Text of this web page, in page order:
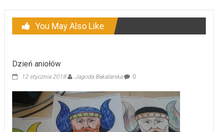
You May Also Like
Dzień aniołów
12 stycznia 2018 Jagoda Bakalarska 0